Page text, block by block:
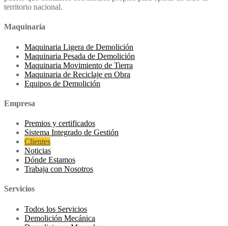
territorio nacional.
Maquinaria
Maquinaria Ligera de Demolición
Maquinaria Pesada de Demolición
Maquinaria Movimiento de Tierra
Maquinaria de Reciclaje en Obra
Equipos de Demolición
Empresa
Premios y certificados
Sistema Integrado de Gestión
Clientes
Noticias
Dónde Estamos
Trabaja con Nosotros
Servicios
Todos los Servicios
Demolición Mecánica